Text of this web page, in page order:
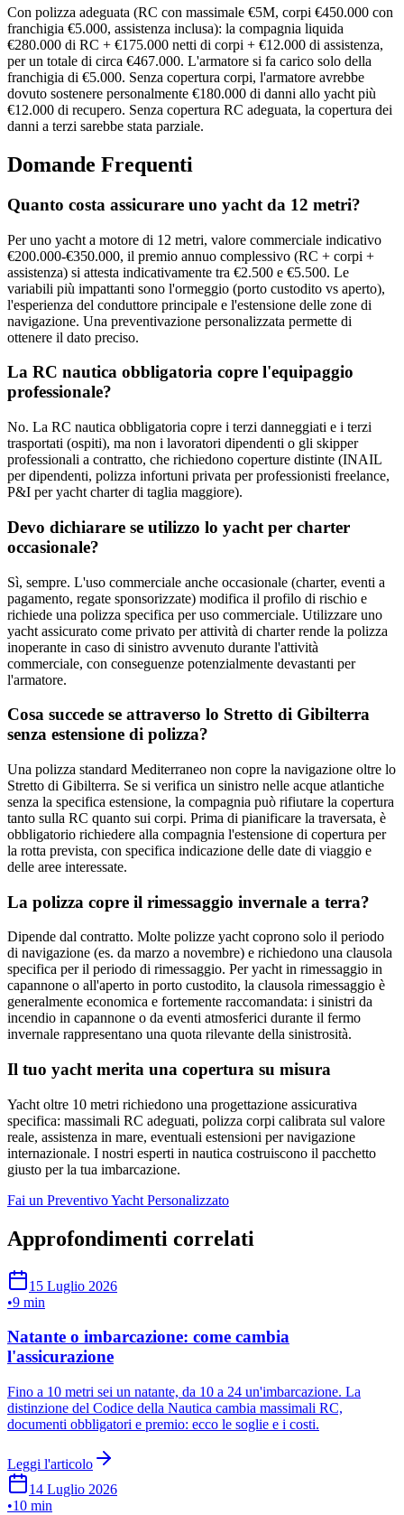
Con polizza adeguata (RC con massimale €5M, corpi €450.000 con
franchigia €5.000, assistenza inclusa): la compagnia liquida
€280.000 di RC + €175.000 netti di corpi + €12.000 di assistenza,
per un totale di circa €467.000. L'armatore si fa carico solo della
franchigia di €5.000. Senza copertura corpi, l'armatore avrebbe
dovuto sostenere personalmente €180.000 di danni allo yacht più
€12.000 di recupero. Senza copertura RC adeguata, la copertura dei
danni a terzi sarebbe stata parziale.
Domande Frequenti
Quanto costa assicurare uno yacht da 12 metri?
Per uno yacht a motore di 12 metri, valore commerciale indicativo
€200.000-€350.000, il premio annuo complessivo (RC + corpi +
assistenza) si attesta indicativamente tra €2.500 e €5.500. Le
variabili più impattanti sono l'ormeggio (porto custodito vs aperto),
l'esperienza del conduttore principale e l'estensione delle zone di
navigazione. Una preventivazione personalizzata permette di
ottenere il dato preciso.
La RC nautica obbligatoria copre l'equipaggio
professionale?
No. La RC nautica obbligatoria copre i terzi danneggiati e i terzi
trasportati (ospiti), ma non i lavoratori dipendenti o gli skipper
professionali a contratto, che richiedono coperture distinte (INAIL
per dipendenti, polizza infortuni privata per professionisti freelance,
P&I per yacht charter di taglia maggiore).
Devo dichiarare se utilizzo lo yacht per charter
occasionale?
Sì, sempre. L'uso commerciale anche occasionale (charter, eventi a
pagamento, regate sponsorizzate) modifica il profilo di rischio e
richiede una polizza specifica per uso commerciale. Utilizzare uno
yacht assicurato come privato per attività di charter rende la polizza
inoperante in caso di sinistro avvenuto durante l'attività
commerciale, con conseguenze potenzialmente devastanti per
l'armatore.
Cosa succede se attraverso lo Stretto di Gibilterra
senza estensione di polizza?
Una polizza standard Mediterraneo non copre la navigazione oltre lo
Stretto di Gibilterra. Se si verifica un sinistro nelle acque atlantiche
senza la specifica estensione, la compagnia può rifiutare la copertura
tanto sulla RC quanto sui corpi. Prima di pianificare la traversata, è
obbligatorio richiedere alla compagnia l'estensione di copertura per
la rotta prevista, con specifica indicazione delle date di viaggio e
delle aree interessate.
La polizza copre il rimessaggio invernale a terra?
Dipende dal contratto. Molte polizze yacht coprono solo il periodo
di navigazione (es. da marzo a novembre) e richiedono una clausola
specifica per il periodo di rimessaggio. Per yacht in rimessaggio in
capannone o all'aperto in porto custodito, la clausola rimessaggio è
generalmente economica e fortemente raccomandata: i sinistri da
incendio in capannone o da eventi atmosferici durante il fermo
invernale rappresentano una quota rilevante della sinistrosità.
Il tuo yacht merita una copertura su misura
Yacht oltre 10 metri richiedono una progettazione assicurativa
specifica: massimali RC adeguati, polizza corpi calibrata sul valore
reale, assistenza in mare, eventuali estensioni per navigazione
internazionale. I nostri esperti in nautica costruiscono il pacchetto
giusto per la tua imbarcazione.
Fai un Preventivo Yacht Personalizzato
Approfondimenti correlati
15 Luglio 2026
•9 min
Natante o imbarcazione: come cambia
l'assicurazione
Fino a 10 metri sei un natante, da 10 a 24 un'imbarcazione. La
distinzione del Codice della Nautica cambia massimali RC,
documenti obbligatori e premio: ecco le soglie e i costi.
Leggi l'articolo
14 Luglio 2026
•10 min